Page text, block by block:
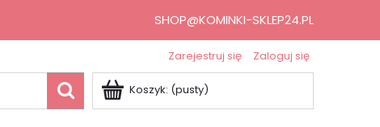
Zarejestruj się Zaloguj się
Koszyk: (pusty)
SHOP@KOMINKI-SKLEP24.PL